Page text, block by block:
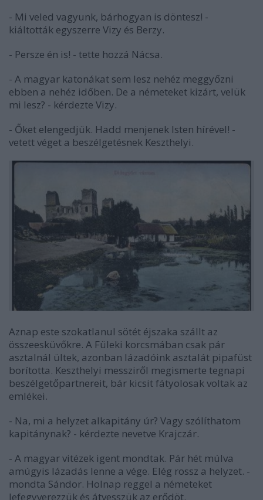
- Mi veled vagyunk, bárhogyan is döntesz! -
kiáltották egyszerre Vizy és Berzy.
- Persze én is! - tette hozzá Nácsa.
- A magyar katonákat sem lesz nehéz meggyőzni
ebben a nehéz időben. De a németeket kizárt, velük
mi lesz? - kérdezte Vizy.
- Őket elengedjük. Hadd menjenek Isten hírével! -
vetett véget a beszélgetésnek Keszthelyi.
Aznap este szokatlanul sötét éjszaka szállt az
összeesküvőkre. A Füleki korcsmában csak pár
asztalnál ültek, azonban lázadóink asztalát pipafüst
borította. Keszthelyi messziről megismerte tegnapi
beszélgetőpartnereit, bár kicsit fátyolosak voltak az
emlékei.
- Na, mi a helyzet alkapitány úr? Vagy szólíthatom
kapitánynak? - kérdezte nevetve Krajczár.
- A magyar vitézek igent mondtak. Pár hét múlva
amúgyis lázadás lenne a vége. Elég rossz a helyzet. -
mondta Sándor. Holnap reggel a németeket
lefegyverezzük és átvesszük az erődöt.